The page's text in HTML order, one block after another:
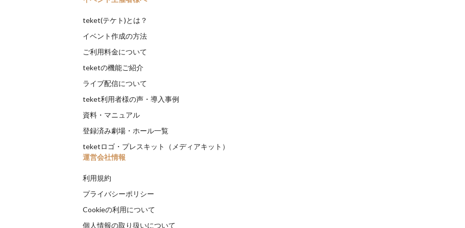
teket(テケト)とは？
イベント作成の方法
ご利用料金について
teketの機能ご紹介
ライブ配信について
teket利用者様の声・導入事例
資料・マニュアル
登録済み劇場・ホール一覧
teketロゴ・プレスキット（メディアキット）
運営会社情報
利用規約
プライバシーポリシー
Cookieの利用について
個人情報の取り扱いについて